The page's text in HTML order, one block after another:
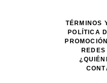
TÉRMINOS
POLÍTICA